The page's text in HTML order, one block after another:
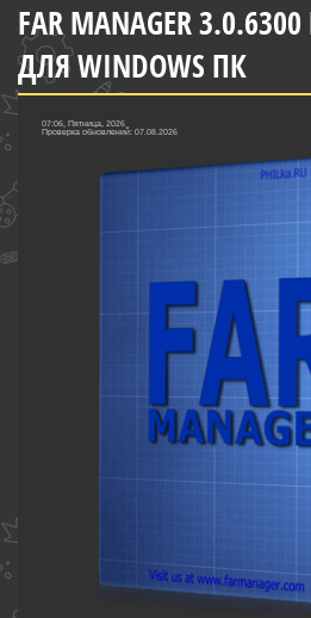
FAR MANAGER
ДЛЯ WINDOWS ПК
07:06, Пятница, 2026
Проверка обновлений: 07.08.2026